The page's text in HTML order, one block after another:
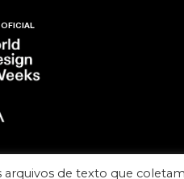
OFICIAL
de texto que